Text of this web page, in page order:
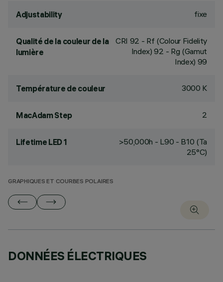
Adjustability fixe
Qualité de la couleur de la
lumière
CRI 92 - Rf (Colour Fidelity
Index) 92 - Rg (Gamut
Index) 99
Température de couleur 3000 K
MacAdam Step 2
Lifetime LED 1
>50,000h - L90 - B10 (Ta
25°C)
GRAPHIQUES ET COURBES POLAIRES
DONNÉES ÉLECTRIQUES